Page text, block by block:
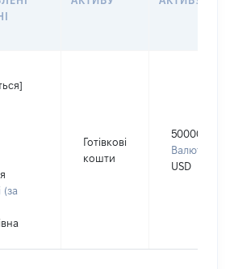
(за
Готівкові
кошти
50000
Валюта:
USD